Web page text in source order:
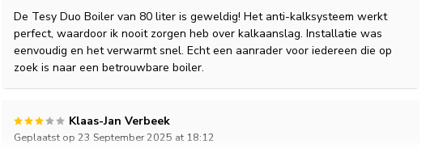
De Tesy Duo Boiler van 80 liter is geweldig! Het anti-kalksysteem werkt
perfect, waardoor ik nooit zorgen heb over kalkaanslag. Installatie was
eenvoudig en het verwarmt snel. Echt een aanrader voor iedereen die op
zoek is naar een betrouwbare boiler.
Klaas-Jan Verbeek
Geplaatst op 23 September 2025 at 18:12